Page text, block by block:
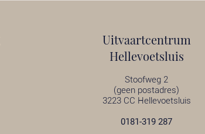
Uitvaartcentrum
Hellevoetsluis
Stoofweg 2
(geen postadres)
3223 CC Hellevoetsluis
0181-319 287